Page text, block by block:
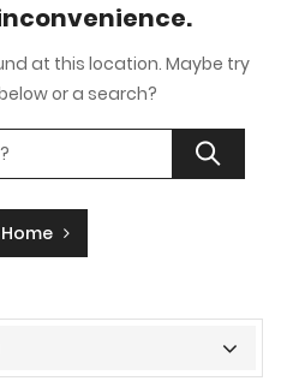
at this location. Maybe try
or a search?